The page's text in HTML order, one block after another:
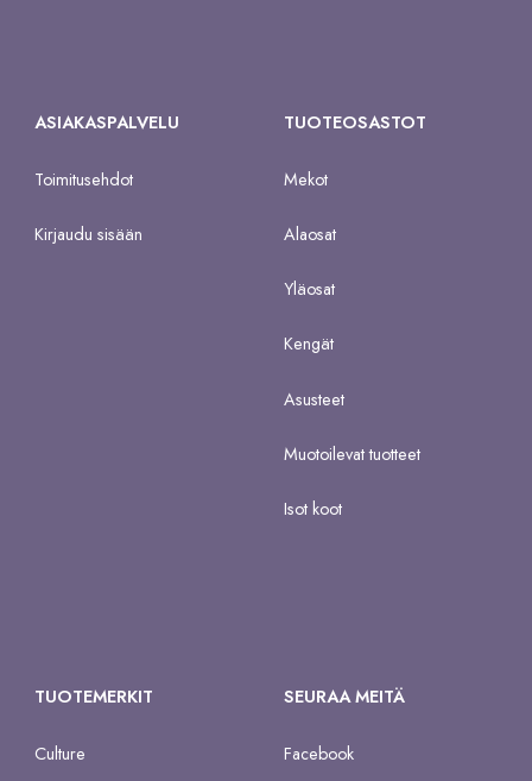
ASIAKASPALVELU
Toimitusehdot
Kirjaudu sisään
TUOTEOSASTOT
Mekot
Alaosat
Yläosat
Kengät
Asusteet
Muotoilevat tuotteet
Isot koot
TUOTEMERKIT
Culture
SEURAA MEITÄ
Facebook